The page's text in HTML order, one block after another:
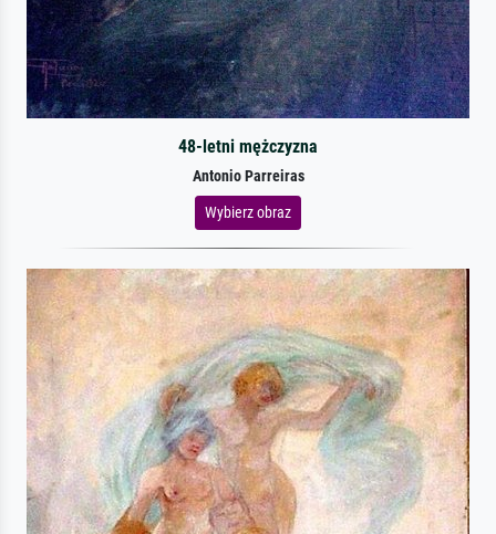
48-letni mężczyzna
Antonio Parreiras
Wybierz obraz